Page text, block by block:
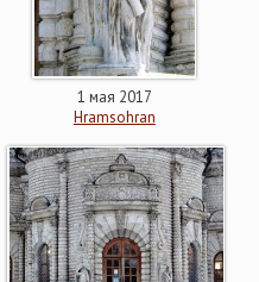
1 мая 2017
Hramsohran